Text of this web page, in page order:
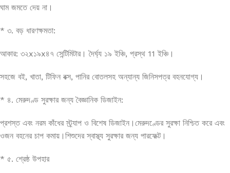
ঘাম জমতে দেয় না।
* ৩. বড় ধারণক্ষমতা:
আকার: ৩২x১৯x৪৭ সেন্টিমিটার। দৈর্ঘ্য ১৯ ইঞ্চি, প্রস্থ 11 ইঞ্চি।
সহজে বই, খাতা, টিফিন বক্স, পানির বোতলসহ অন্যান্য জিনিসপত্র বহনযোগ্য।
* ৪. মেরুদণ্ড সুরক্ষার জন্য বৈজ্ঞানিক ডিজাইন:
প্রশস্ত এবং নরম কাঁধের স্ট্র্যাপ ও বিশেষ ডিজাইন।মেরুদণ্ডের সুরক্ষা নিশ্চিত করে এবং
ওজন বহনের চাপ কমায়।শিশুদের স্বাস্থ্য সুরক্ষার জন্য পারফেক্ট।
* ৫. শ্রেষ্ঠ উপহার